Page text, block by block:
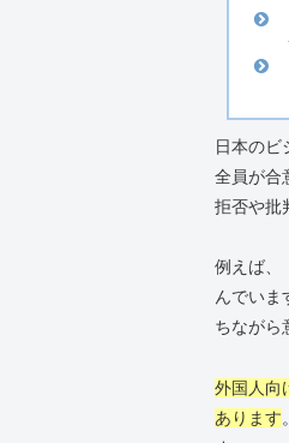
日本のビ
全員が合
拒否や批
例えば、
んでいま
ちながら
外国人向
あります